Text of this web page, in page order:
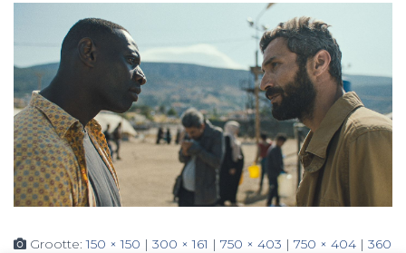
Grootte:150 × 150 | 300 × 161 | 750 × 403 | 750 × 404 | 360